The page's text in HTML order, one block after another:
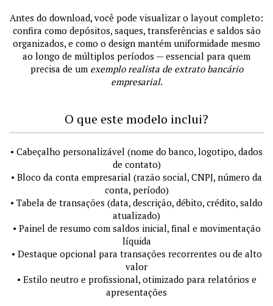
Antes do download, você pode visualizar o layout completo:
confira como depósitos, saques, transferências e saldos são
organizados, e como o design mantém uniformidade mesmo
ao longo de múltiplos períodos — essencial para quem
precisa de um exemplo realista de extrato bancário
empresarial.
O que este modelo inclui?
• Cabeçalho personalizável (nome do banco, logotipo, dados
de contato)
• Bloco da conta empresarial (razão social, CNPJ, número da
conta, período)
• Tabela de transações (data, descrição, débito, crédito, saldo
atualizado)
• Painel de resumo com saldos inicial, final e movimentação
líquida
• Destaque opcional para transações recorrentes ou de alto
valor
• Estilo neutro e profissional, otimizado para relatórios e
apresentações